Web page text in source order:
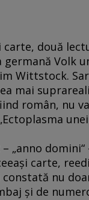
carte, două
Volk
Wittstock.
mai
român, nu
unei
„anno
carte,
nu
şi de